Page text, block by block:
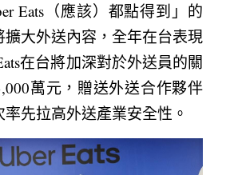
Eats（應該）都點得到」的
大外送內容，全年在台表現
在台將加深對於外送員的關
萬元，贈送外送合作夥伴
先拉高外送產業安全性。